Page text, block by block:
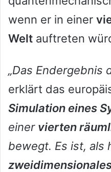
wenn er in einer
Welt auftreten
„Das Endergebnis
erklärt das
Simulation eines
einer vierten
bewegt. Es ist, als